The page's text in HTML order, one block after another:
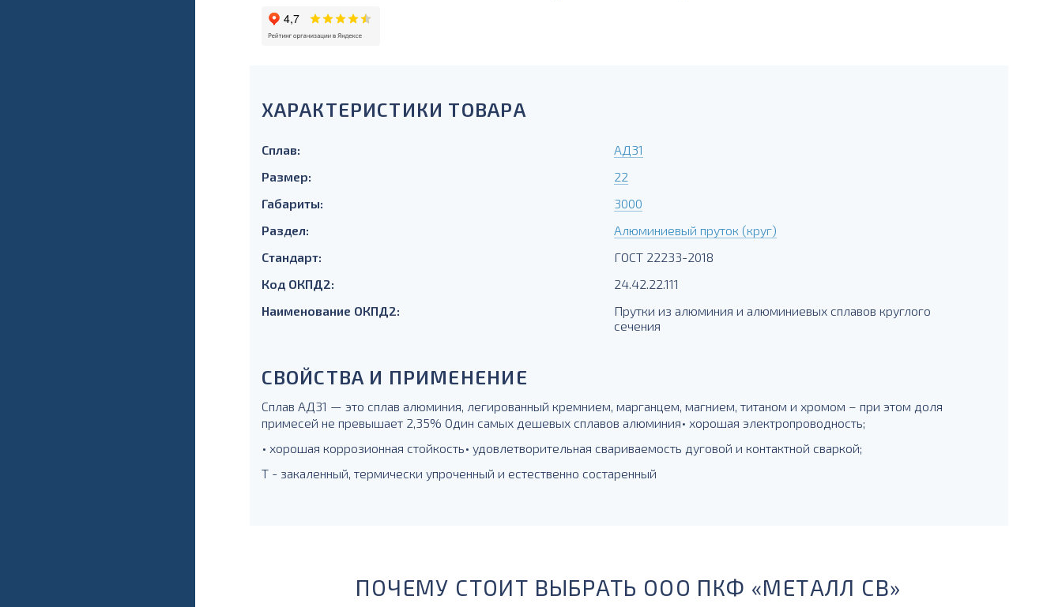
ХАРАКТЕРИСТИКИ ТОВАРА
Сплав:
АД31
Размер:
22
Габариты:
3000
Раздел:
Алюминиевый пруток (круг)
Стандарт:
ГОСТ 22233-2018
Код ОКПД2:
24.42.22.111
Наименование ОКПД2:
Прутки из алюминия и алюминиевых сплавов круглого
сечения
СВОЙСТВА И ПРИМЕНЕНИЕ
Сплав АД31 — это сплав алюминия, легированный кремнием, марганцем, магнием, титаном и хромом – при этом доля
примесей не превышает 2,35% Один самых дешевых сплавов алюминия• хорошая электропроводность;
• хорошая коррозионная стойкость• удовлетворительная свариваемость дуговой и контактной сваркой;
Т - закаленный, термически упроченный и естественно состаренный
ПОЧЕМУ СТОИТ ВЫБРАТЬ ООО ПКФ «МЕТАЛЛ СВ»